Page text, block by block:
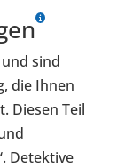
sind
die Ihnen
Diesen Teil
Detektive